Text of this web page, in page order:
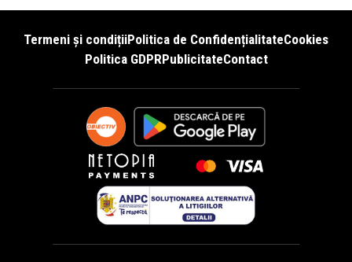
Termeni și condițiiPolitica de ConfidențialitateCookies
Politica GDPRPublicitateContact